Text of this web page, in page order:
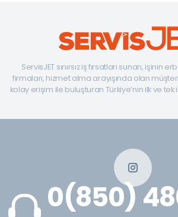
ServisJET sınırsız iş fırsatları sunan, işinin
firmaları, hizmet alma arayışında olan
kolay erişim ile buluşturan Türkiye’nin ilk ve
0(850)